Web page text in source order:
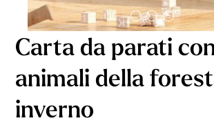
Carta da parati
animali della
inverno